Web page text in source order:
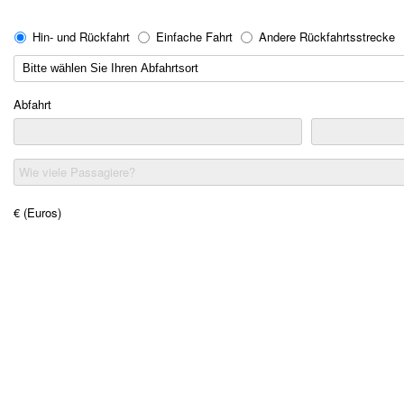
Hin- und Rückfahrt Einfache Fahrt Andere Rückfahrtsstrecke
Abfahrt
Wie viele Passagiere?
€ (Euros)